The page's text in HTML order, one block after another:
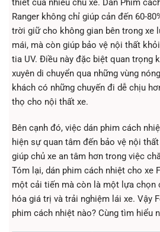
thiết của nhiều chủ xe. Dán Phim
Ranger không chỉ giúp cản đến 60-
trời giữ cho không gian bên trong xe
mái, mà còn giúp bảo vệ nội thất
tia UV. Điều này đặc biệt quan trọng
xuyên di chuyển qua những vùng
khách có những chuyến đi dễ chịu
thọ cho nội thất xe.
Bên cạnh đó, việc dán phim cách
hiện sự quan tâm đến bảo vệ nội
giúp chủ xe an tâm hơn trong việc
Tóm lại, dán phim cách nhiệt cho xe
một cải tiến mà còn là một lựa chọn
hóa giá trị và trải nghiệm lái xe. Vậy
phim cách nhiệt nào? Cùng tìm hiểu